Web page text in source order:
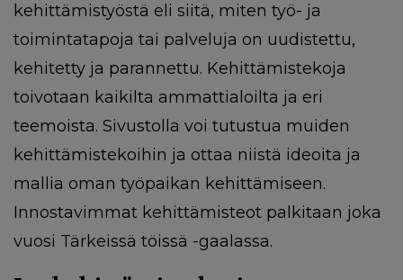
kehittämistyöstä eli siitä, miten työ- ja
toimintatapoja tai palveluja on uudistettu,
kehitetty ja parannettu. Kehittämistekoja
toivotaan kaikilta ammattialoilta ja eri
teemoista. Sivustolla voi tutustua muiden
kehittämistekoihin ja ottaa niistä ideoita ja
mallia oman työpaikan kehittämiseen.
Innostavimmat kehittämisteot palkitaan joka
vuosi Tärkeissä töissä -gaalassa.